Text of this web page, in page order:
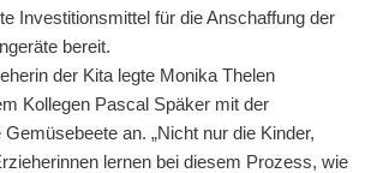
Investitionsmittel für die Anschaffung der
bereit.
der Kita legte Monika Thelen
Kollegen Pascal Späker mit der
an. „Nicht nur die Kinder,
lernen bei diesem Prozess, wie